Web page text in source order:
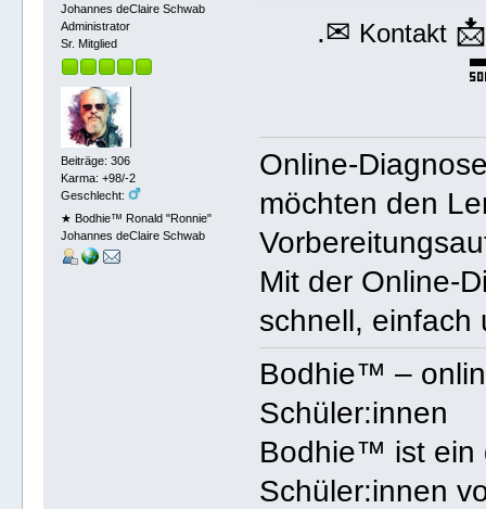
Johannes deClaire Schwab
Administrator
Sr. Mitglied
Beiträge: 306
Karma: +98/-2
Geschlecht:
★ Bodhie™ Ronald "Ronnie"
Johannes deClaire Schwab
.✉ Kontakt
Online-
möchten den
Mit der Online-
schnell, einfach
Bodhie™ –
Schüler:innen
Bodhie™ ist ein
Schüler:innen